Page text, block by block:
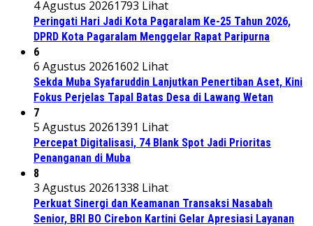
4 Agustus 20261793 Lihat
Peringati Hari Jadi Kota Pagaralam Ke-25 Tahun 2026,
DPRD Kota Pagaralam Menggelar Rapat Paripurna
6
6 Agustus 20261602 Lihat
Sekda Muba Syafaruddin Lanjutkan Penertiban Aset, Kini
Fokus Perjelas Tapal Batas Desa di Lawang Wetan
7
5 Agustus 20261391 Lihat
Percepat Digitalisasi, 74 Blank Spot Jadi Prioritas
Penanganan di Muba
8
3 Agustus 20261338 Lihat
Perkuat Sinergi dan Keamanan Transaksi Nasabah
Senior, BRI BO Cirebon Kartini Gelar Apresiasi Layanan